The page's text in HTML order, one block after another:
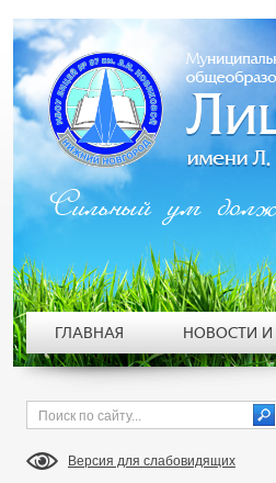
Версия для слабовидящих
Сильный ум
ГЛАВНАЯ НОВОСТИ И